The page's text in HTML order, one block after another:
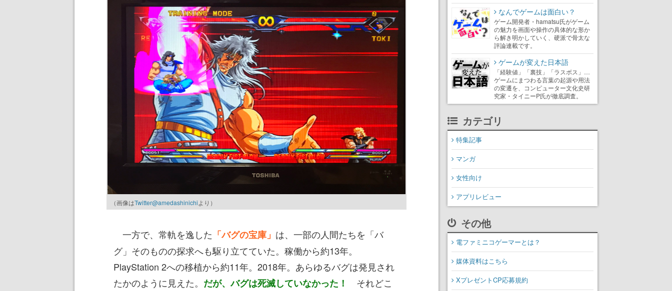
（画像はTwitter@amedashinichiより）
一方で、常軌を逸した 「バグの宝庫」 は、一部の人間たちを「バ
グ」そのものの探求へも駆り立てていた。稼働から約13年。
PlayStation 2への移植から約11年。2018年。あらゆるバグは発見され
たかのように見えた。 だが、バグは死滅していなかった！ それどこ
なんでゲームは面白い？
ゲーム開発者・hamatsu氏がゲーム
の魅力を画面や操作の具体的な形か
ら解き明かしていく、硬派で骨太な
評論連載です。
ゲームが変えた日本語
「経験値」「裏技」「ラスボス」…
ゲームにまつわる言葉の起源や用法
の変遷を、コンピューター文化史研
究家・タイニーP氏が徹底調査。
カテゴリ
特集記事
マンガ
女性向け
アプリレビュー
その他
電ファミニコゲーマーとは？
媒体資料はこちら
XプレゼントCP応募規約